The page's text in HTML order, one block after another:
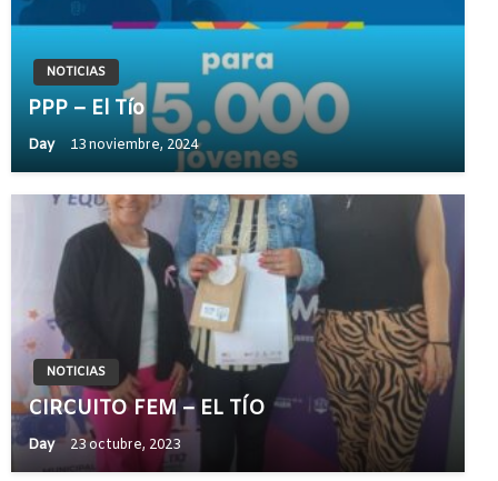
NOTICIAS
PPP – El Tío
Day 13 noviembre, 2024
NOTICIAS
CIRCUITO FEM – EL TÍO
Day 23 octubre, 2023